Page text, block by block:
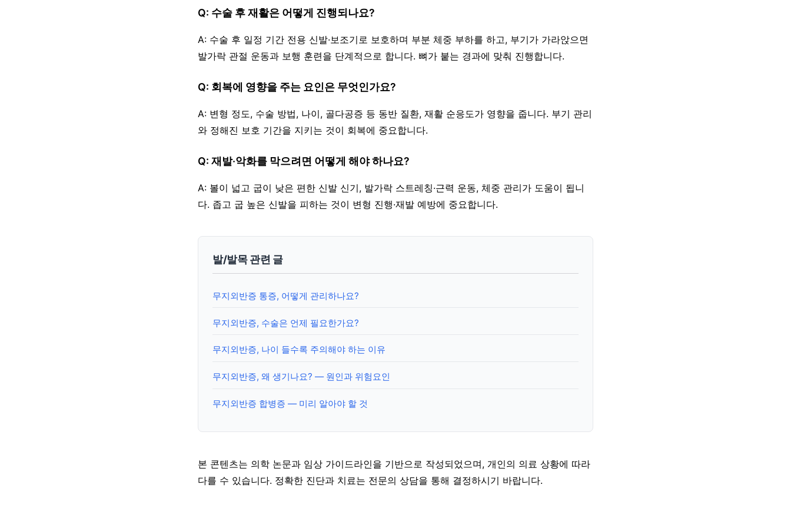
Q: 수술 후 재활은 어떻게 진행되나요?
A: 수술 후 일정 기간 전용 신발·보조기로 보호하며 부분 체중 부하를 하고, 부기가 가라앉으면
발가락 관절 운동과 보행 훈련을 단계적으로 합니다. 뼈가 붙는 경과에 맞춰 진행합니다.
Q: 회복에 영향을 주는 요인은 무엇인가요?
A: 변형 정도, 수술 방법, 나이, 골다공증 등 동반 질환, 재활 순응도가 영향을 줍니다. 부기 관리
와 정해진 보호 기간을 지키는 것이 회복에 중요합니다.
Q: 재발·악화를 막으려면 어떻게 해야 하나요?
A: 볼이 넓고 굽이 낮은 편한 신발 신기, 발가락 스트레칭·근력 운동, 체중 관리가 도움이 됩니
다. 좁고 굽 높은 신발을 피하는 것이 변형 진행·재발 예방에 중요합니다.
발/발목 관련 글
무지외반증 통증, 어떻게 관리하나요?
무지외반증, 수술은 언제 필요한가요?
무지외반증, 나이 들수록 주의해야 하는 이유
무지외반증, 왜 생기나요? — 원인과 위험요인
무지외반증 합병증 — 미리 알아야 할 것
본 콘텐츠는 의학 논문과 임상 가이드라인을 기반으로 작성되었으며, 개인의 의료 상황에 따라
다를 수 있습니다. 정확한 진단과 치료는 전문의 상담을 통해 결정하시기 바랍니다.